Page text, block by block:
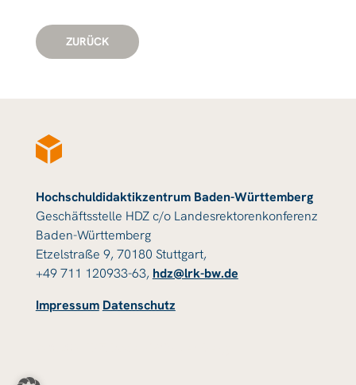
ZURÜCK
Hochschuldidaktikzentrum Baden-Württemberg
Geschäftsstelle HDZ c/o Landesrektorenkonferenz
Baden-Württemberg
Etzelstraße 9, 70180 Stuttgart,
+49 711 120933-63, hdz@lrk-bw.de
Impressum Datenschutz